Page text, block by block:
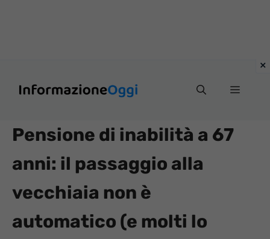
Menu
Pensione di inabilità a 67
anni: il passaggio alla
vecchiaia non è
automatico (e molti lo